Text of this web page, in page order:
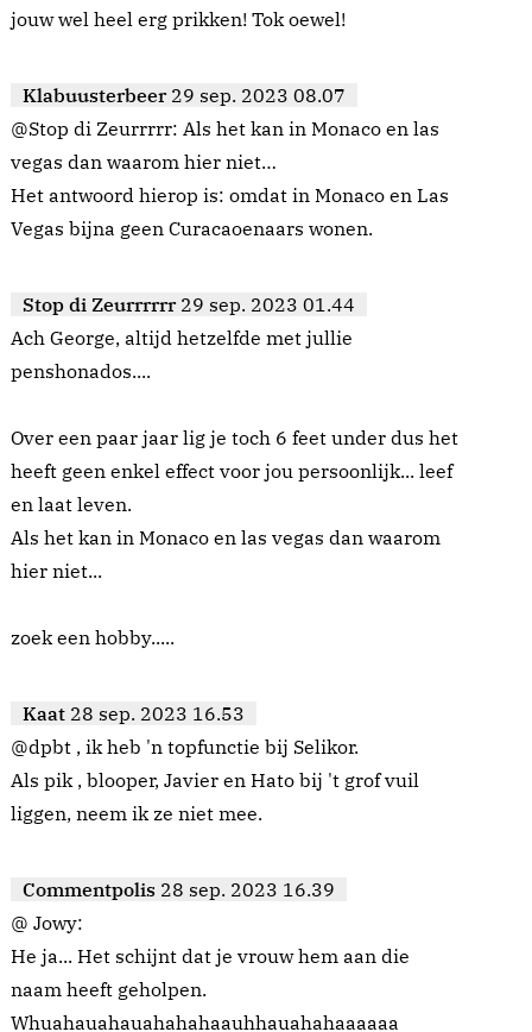
jouw wel heel erg prikken! Tok oewel!
Klabuusterbeer 29 sep. 2023 08.07
@Stop di Zeurrrrr: Als het kan in Monaco en las
vegas dan waarom hier niet…
Het antwoord hierop is: omdat in Monaco en Las
Vegas bijna geen Curacaoenaars wonen.
Stop di Zeurrrrrr 29 sep. 2023 01.44
Ach George, altijd hetzelfde met jullie
penshonados....
Over een paar jaar lig je toch 6 feet under dus het
heeft geen enkel effect voor jou persoonlijk... leef
en laat leven.
Als het kan in Monaco en las vegas dan waarom
hier niet...
zoek een hobby.....
Kaat 28 sep. 2023 16.53
@dpbt , ik heb 'n topfunctie bij Selikor.
Als pik , blooper, Javier en Hato bij 't grof vuil
liggen, neem ik ze niet mee.
Commentpolis 28 sep. 2023 16.39
@ Jowy:
He ja... Het schijnt dat je vrouw hem aan die
naam heeft geholpen.
Whuahauahauahahahaauhhauahahaaaaaa